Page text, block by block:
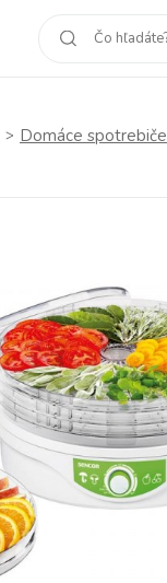
Domáce spotrebiče